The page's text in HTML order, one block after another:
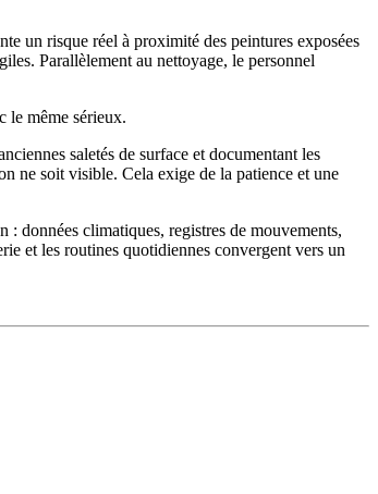
un risque réel à proximité des peintures exposées
Parallèlement au nettoyage, le personnel
le même sérieux.
saletés de surface et documentant les
ne soit visible. Cela exige de la patience et une
données climatiques, registres de mouvements,
et les routines quotidiennes convergent vers un